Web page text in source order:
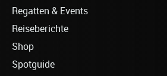
Regatten & Events
Reiseberichte
Shop
Spotguide